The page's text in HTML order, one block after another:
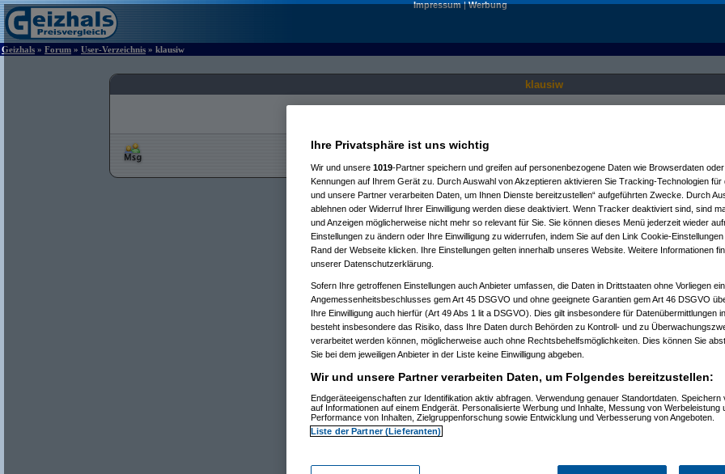
Impressum|Werbung
Geizhals » Forum » User-Verzeichnis » klausiw
klausiw
Ihre Privatsphäre ist uns wichtig
Wir und unsere 1019-Partner speichern und greifen auf personenbezogene Daten wie Browserdaten
Kennungen auf Ihrem Gerät zu. Durch Auswahl von Akzeptieren aktivieren Sie Tracking-Technologien für
und unsere Partner verarbeiten Daten, um Ihnen Dienste bereitzustellen“ aufgeführten Zwecke. Durch
ablehnen oder Widerruf Ihrer Einwilligung werden diese deaktiviert. Wenn Tracker deaktiviert sind, sind
und Anzeigen möglicherweise nicht mehr so relevant für Sie. Sie können dieses Menü jederzeit wieder
Einstellungen zu ändern oder Ihre Einwilligung zu widerrufen, indem Sie auf den Link Cookie-
Rand der Webseite klicken. Ihre Einstellungen gelten innerhalb unseres Website. Weitere Informationen
unserer Datenschutzerklärung.
Sofern Ihre getroffenen Einstellungen auch Anbieter umfassen, die Daten in Drittstaaten ohne Vorliegen
Angemessenheitsbeschlusses gem Art 45 DSGVO und ohne geeignete Garantien gem Art 46 DSGVO
Ihre Einwilligung auch hierfür (Art 49 Abs 1 lit a DSGVO). Dies gilt insbesondere für Datenübermittlungen
besteht insbesondere das Risiko, dass Ihre Daten durch Behörden zu Kontroll- und zu
verarbeitet werden können, möglicherweise auch ohne Rechtsbehelfsmöglichkeiten. Dies können Sie
Sie bei dem jeweiligen Anbieter in der Liste keine Einwilligung abgeben.
Wir und unsere Partner verarbeiten Daten, um Folgendes bereitzustellen:
Endgeräteeigenschaften zur Identifikation aktiv abfragen. Verwendung genauer Standortdaten. Speichern
auf Informationen auf einem Endgerät. Personalisierte Werbung und Inhalte, Messung von Werbeleistung
Performance von Inhalten, Zielgruppenforschung sowie Entwicklung und Verbesserung von Angeboten.
Liste der Partner (Lieferanten)